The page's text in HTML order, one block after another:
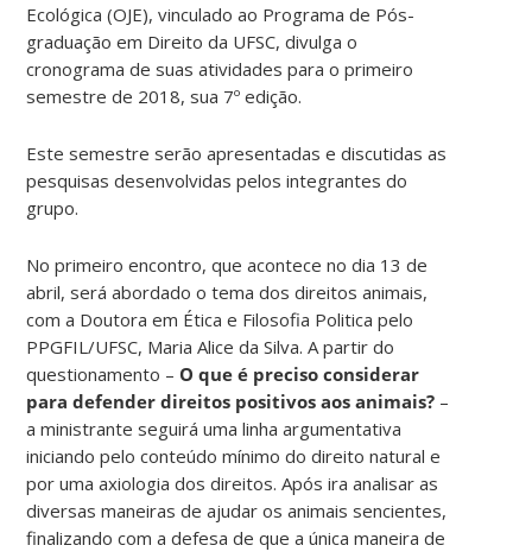
Ecológica (OJE), vinculado ao Programa de Pós-
graduação em Direito da UFSC, divulga o
cronograma de suas atividades para o primeiro
semestre de 2018, sua 7º edição.
Este semestre serão apresentadas e discutidas as
pesquisas desenvolvidas pelos integrantes do
grupo.
No primeiro encontro, que acontece no dia 13 de
abril, será abordado o tema dos direitos animais,
com a Doutora em Ética e Filosofia Politica pelo
PPGFIL/UFSC, Maria Alice da Silva. A partir do
questionamento – O que é preciso considerar
para defender direitos positivos aos animais? –
a ministrante seguirá uma linha argumentativa
iniciando pelo conteúdo mínimo do direito natural e
por uma axiologia dos direitos. Após ira analisar as
diversas maneiras de ajudar os animais sencientes,
finalizando com a defesa de que a única maneira de